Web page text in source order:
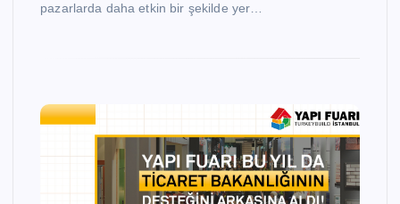
pazarlarda daha etkin bir şekilde yer…